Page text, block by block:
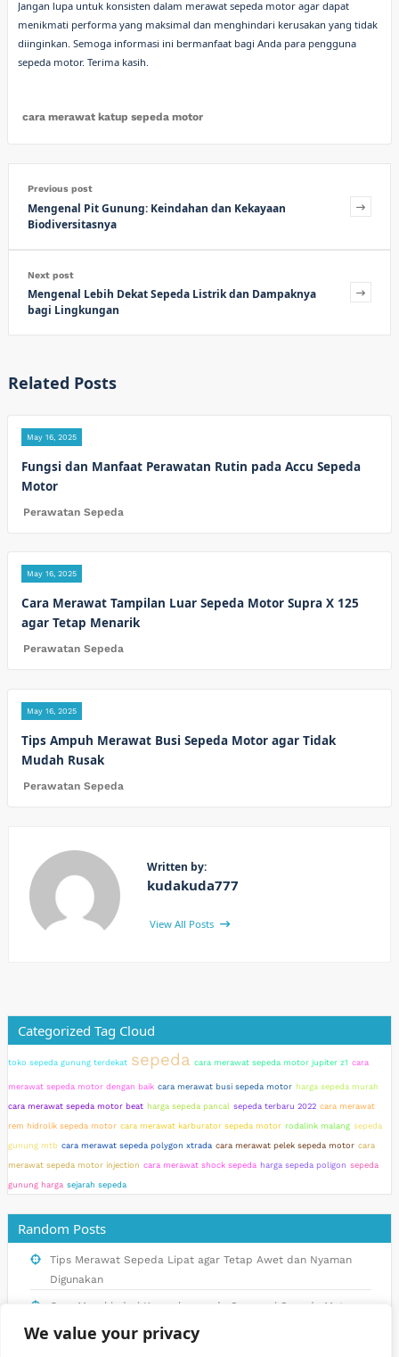
We value your privacy
Jangan lupa untuk konsisten dalam merawat sepeda motor agar dapat
menikmati performa yang maksimal dan menghindari kerusakan yang tidak
diinginkan. Semoga informasi ini bermanfaat bagi Anda para pengguna
sepeda motor. Terima kasih.
cara merawat katup sepeda motor
Previous post
Mengenal Pit Gunung: Keindahan dan Kekayaan
Biodiversitasnya
Next post
Mengenal Lebih Dekat Sepeda Listrik dan Dampaknya
bagi Lingkungan
Related Posts
May 16, 2025
Fungsi dan Manfaat Perawatan Rutin pada Accu Sepeda
Motor
Perawatan Sepeda
May 16, 2025
Cara Merawat Tampilan Luar Sepeda Motor Supra X 125
agar Tetap Menarik
Perawatan Sepeda
May 16, 2025
Tips Ampuh Merawat Busi Sepeda Motor agar Tidak
Mudah Rusak
Perawatan Sepeda
Written by:
kudakuda777
View All Posts
Categorized Tag Cloud
toko sepeda gunung terdekat sepeda cara merawat sepeda motor jupiter z1 cara
merawat sepeda motor dengan baik cara merawat busi sepeda motor harga sepeda murah
cara merawat sepeda motor beat harga sepeda pancal sepeda terbaru 2022 cara merawat
rem hidrolik sepeda motor cara merawat karburator sepeda motor rodalink malang sepeda
gunung mtb cara merawat sepeda polygon xtrada cara merawat pelek sepeda motor cara
merawat sepeda motor injection cara merawat shock sepeda harga sepeda poligon sepeda
gunung harga sejarah sepeda
Random Posts
Tips Merawat Sepeda Lipat agar Tetap Awet dan Nyaman
Digunakan
Cara Menghindari Kerusakan pada Suspensi Sepeda Motor
Matic dengan Perawatan yang Tepat